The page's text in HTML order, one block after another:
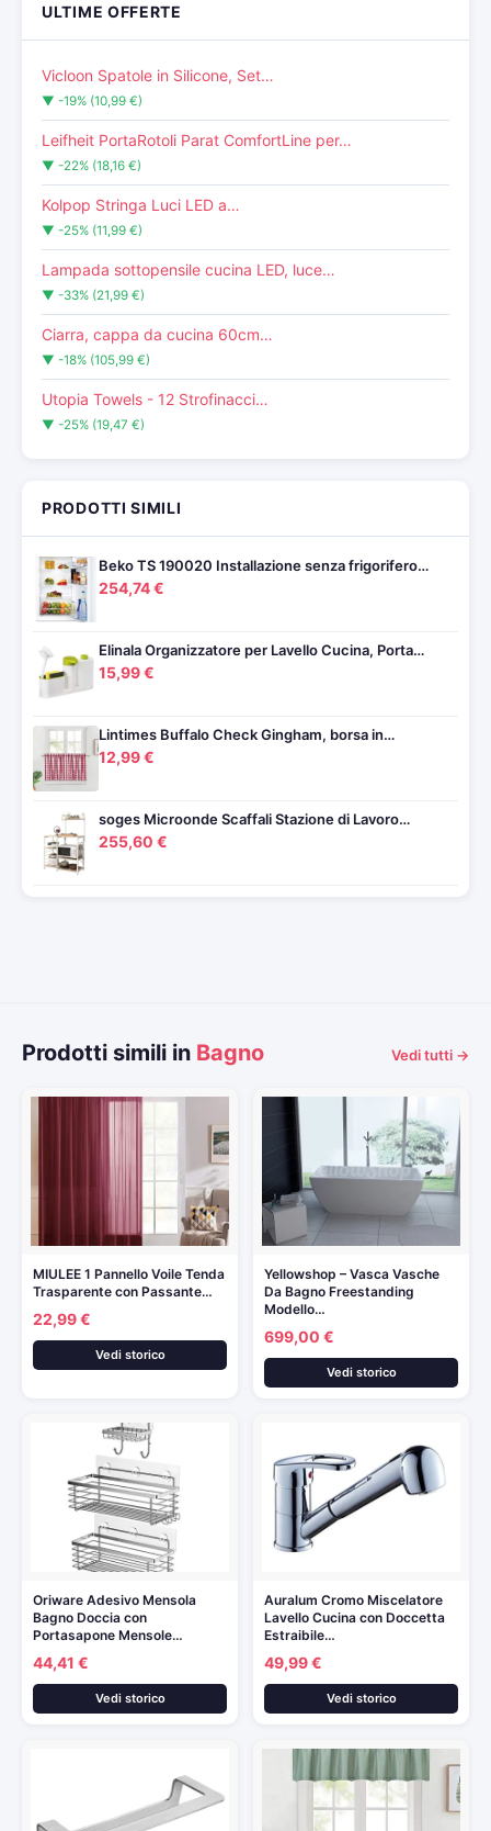
ULTIME OFFERTE
Vicloon Spatole in Silicone, Set…
▼ -19% (10,99 €)
Leifheit PortaRotoli Parat ComfortLine per…
▼ -22% (18,16 €)
Kolpop Stringa Luci LED a…
▼ -25% (11,99 €)
Lampada sottopensile cucina LED, luce…
▼ -33% (21,99 €)
Ciarra, cappa da cucina 60cm…
▼ -18% (105,99 €)
Utopia Towels - 12 Strofinacci…
▼ -25% (19,47 €)
PRODOTTI SIMILI
Beko TS 190020 Installazione senza frigorifero…
254,74 €
Elinala Organizzatore per Lavello Cucina, Porta…
15,99 €
Lintimes Buffalo Check Gingham, borsa in…
12,99 €
soges Microonde Scaffali Stazione di Lavoro…
255,60 €
Prodotti simili in Bagno Vedi tutti →
MIULEE 1 Pannello Voile Tenda
Trasparente con Passante…
22,99 €
Vedi storico
Yellowshop – Vasca Vasche
Da Bagno Freestanding
Modello…
699,00 €
Vedi storico
Oriware Adesivo Mensola
Bagno Doccia con
Portasapone Mensole…
44,41 €
Vedi storico
Auralum Cromo Miscelatore
Lavello Cucina con Doccetta
Estraibile…
49,99 €
Vedi storico